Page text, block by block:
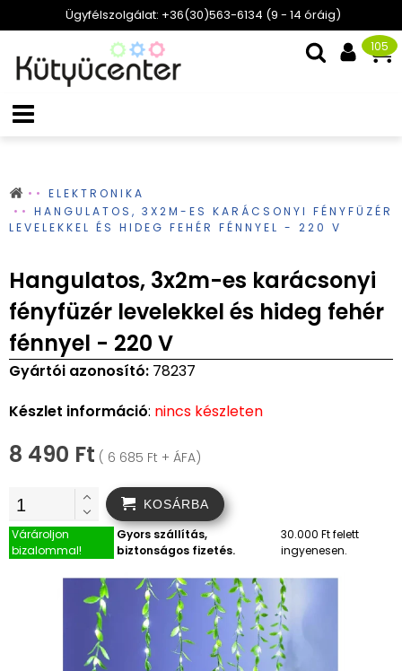
Ügyfélszolgálat: +36(30)563-6134 (9 - 14 óráig)
105
ELEKTRONIKA
HANGULATOS, 3X2M-ES KARÁCSONYI FÉNYFÜZÉR
LEVELEKKEL ÉS HIDEG FEHÉR FÉNNYEL - 220 V
Hangulatos, 3x2m-es karácsonyi
fényfüzér levelekkel és hideg fehér
fénnyel - 220 V
Gyártói azonosító: 78237
Készlet információ: nincs készleten
8 490 Ft ( 6 685 Ft + ÁFA)
KOSÁRBA
Várároljon
bizalommal!
Gyors szállítás,
biztonságos fizetés.
30.000 Ft felett
ingyenesen.